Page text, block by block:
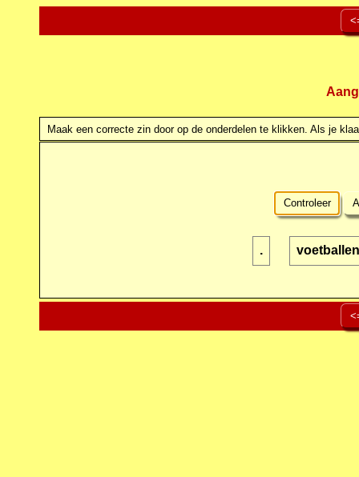
Maak een correcte zin door op de onderdelen te klikken. Als je
Controleer
.